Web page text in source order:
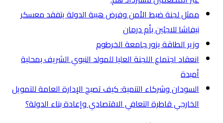
ممثل لجنة ضبط الأمن وفرض هيبة الدولة يتفقد معسكر
نيفاشا للاجئين بأم درمان
وزير الطاقة يزور جامعة الخرطوم
انعقاد اجتماع اللجنة العليا للمولد النبوي الشريف بمحلية
أمبدة
السودان وشركاء التنمية: كيف تصبح الإدارة العامة للتمويل
الخارجي قاطرة التعافي الاقتصادي وإعادة بناء الدولة؟